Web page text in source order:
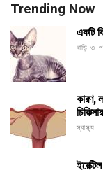
Trending Now
একটি
বাড়ি ও
কারণ,
চিকিত্সার
স্বাস্থ্য